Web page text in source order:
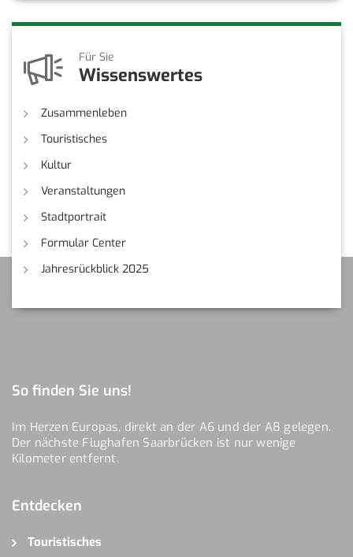
Für Sie
Wissenswertes
Zusammenleben
Touristisches
Kultur
Veranstaltungen
Stadtportrait
Formular Center
Jahresrückblick 2025
So finden Sie uns!
Im Herzen Europas, direkt an der A6 und der A8 gelegen.
Der nächste Flughafen Saarbrücken ist nur wenige
Kilometer entfernt.
Entdecken
Touristisches